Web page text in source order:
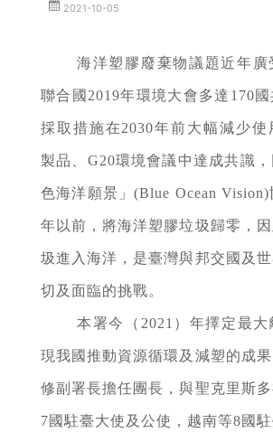
2021-10-05
海洋塑膠廢棄物議題近年廣
聯合國2019年環境大會多達170
採取措施在2030年前大幅減少使
製品、G20環境會議中達成共識
色海洋願景」(Blue Ocean Vision)
年以前，將海洋塑膠垃圾歸零，
圾進入海洋，是臺灣與邦交國及
切及面臨的挑戰。
本署今（2021）年擇定最大
現我國推動資源循環及減塑的成
修副署長擔任團長，與聖克里斯
7國駐臺大使及公使，越南等8國